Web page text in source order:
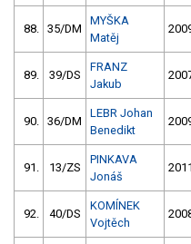
88. 35/DM
MYŠKA
Matěj
89. 39/DS
FRANZ
Jakub
90. 36/DM
LEBR Johan
Benedikt
91. 13/ZS
PINKAVA
Jonáš
2011
92. 40/DS
KOMÍNEK
Vojtěch